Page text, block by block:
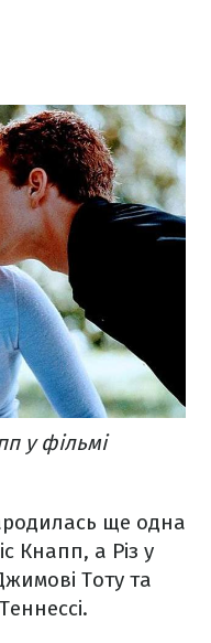
у фільмі
ще одна
Кнапп, а Різ у
Тоту та